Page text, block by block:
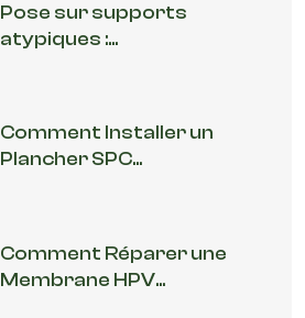
Pose sur supports
atypiques :...
Comment Installer un
Plancher SPC...
Comment Réparer une
Membrane HPV...